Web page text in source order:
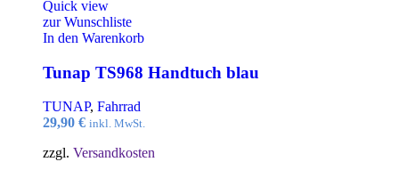
Quick view
zur Wunschliste
In den Warenkorb
Tunap TS968 Handtuch blau
TUNAP, Fahrrad
29,90 € inkl. MwSt.
zzgl. Versandkosten